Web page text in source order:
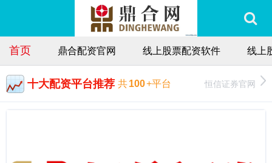
首页 鼎合配资官网 线上股票配资软件 线上
十大配资平台推荐 共100+平台 恒信证券官网